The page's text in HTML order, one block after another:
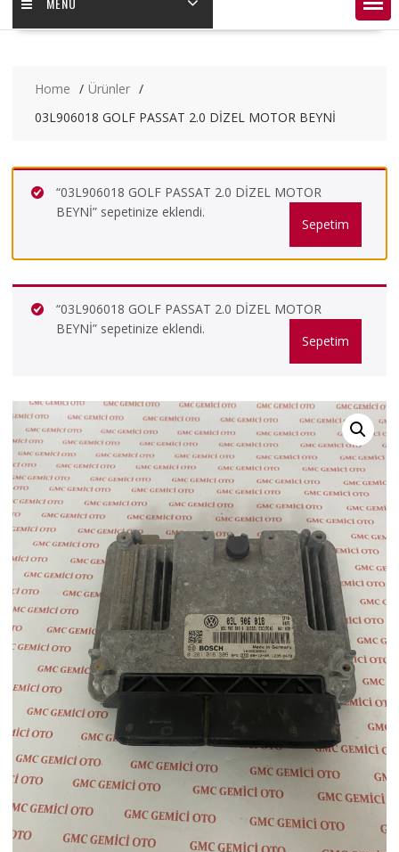
Home
Ürünler
03L906018 GOLF PASSAT 2.0 DİZEL MOTOR BEYNİ
“03L906018 GOLF PASSAT 2.0 DİZEL MOTOR
BEYNİ” sepetinize eklendi.
Sepetim
“03L906018 GOLF PASSAT 2.0 DİZEL MOTOR
BEYNİ” sepetinize eklendi.
Sepetim